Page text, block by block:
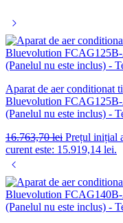
Aparat de aer conditionat
Bluevolution
(Panelul nu este inclus) -
16.763,70lei Prețul inițial
curent este: 15.919,14 lei.